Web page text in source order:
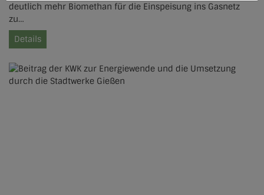
deutlich mehr Biomethan für die Einspeisung ins Gasnetz
zu…
Details